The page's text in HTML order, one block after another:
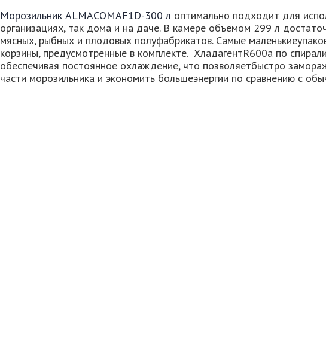
Морозильник ALMACOMAF1D-300 л оптимально подходит для
организациях, так дома и на даче. В камере объёмом 299 л
мясных, рыбных и плодовых полуфабрикатов. Самые
корзины, предусмотренные в комплекте. ХладагентR600a по
обеспечивая постоянное охлаждение, что позволяетбыстро
части морозильника и экономить большеэнергии по сравнению с